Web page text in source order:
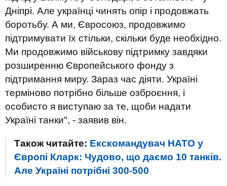
Дніпрі. Але українці чинять опір і продовжать
боротьбу. А ми, Євросоюз, продовжимо
підтримувати їх стільки, скільки буде необхідно.
Ми продовжимо військову підтримку завдяки
розширенню Європейського фонду з
підтримання миру. Зараз час діяти. Україні
терміново потрібно більше озброєння, і
особисто я виступаю за те, щоби надати
Україні танки", - заявив він.
Також читайте: Екскомандувач НАТО у
Європі Кларк: Чудово, що даємо 10 танків.
Але Україні потрібні 300-500